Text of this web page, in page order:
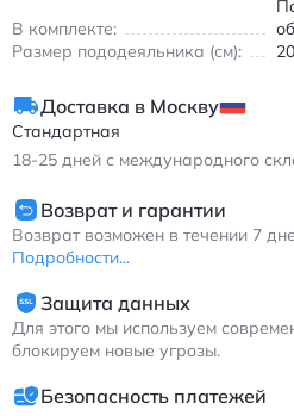
придает дизайну
первоначальный вид после
предотвращая линьку.
Универсальность:
комфортно использовать в
Готовый набор:
предметов позволяет
едином стиле.
Текстиль с минималистичным
гармонично дополнит
экологичные интерьеры. Мягкая,
настраивает на спокойный сон.
В комплекте:
Размер пододеяльника (см):
Доставка в Москву
Стандартная
18-25 дней с международного
Возврат и гарантии
Возврат возможен в течении 7
Подробности...
Защита данных
Для этого мы используем
блокируем новые угрозы.
Безопасность платежей